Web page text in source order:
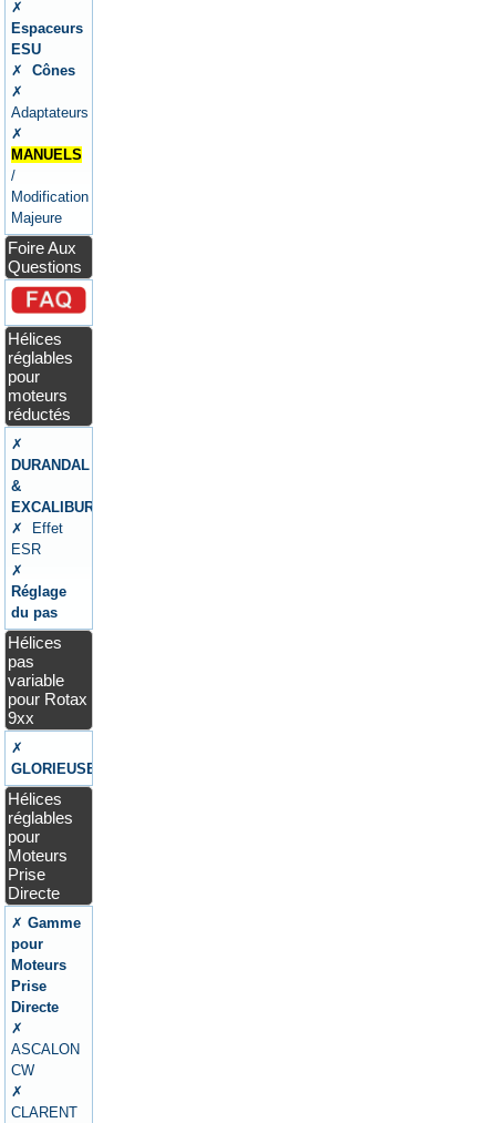
✗
Espaceurs
ESU
✗
Cônes
✗
Adaptateurs
✗
MANUELS
/
Modification
Majeure
Foire Aux
Questions
Hélices
réglables
pour
moteurs
réductés
✗
DURANDAL
&
EXCALIBUR
✗ Effet
ESR
✗
Réglage
du pas
Hélices
pas
variable
pour Rotax
9xx
✗
GLORIEUSE
Hélices
réglables
pour
Moteurs
Prise
Directe
✗Gamme
pour
Moteurs
Prise
Directe
✗
ASCALON
CW
✗
CLARENT